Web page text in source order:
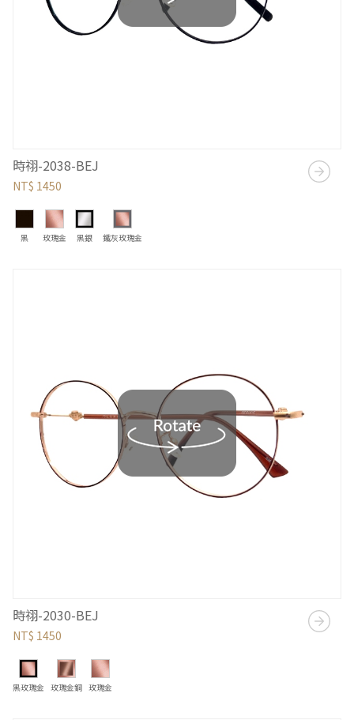
時祤-2038-BEJ
NT$ 1450
黑 玫瑰金 黑銀 鐵灰玫瑰金
時祤-2030-BEJ
NT$ 1450
黑玫瑰金 玫瑰金銅 玫瑰金